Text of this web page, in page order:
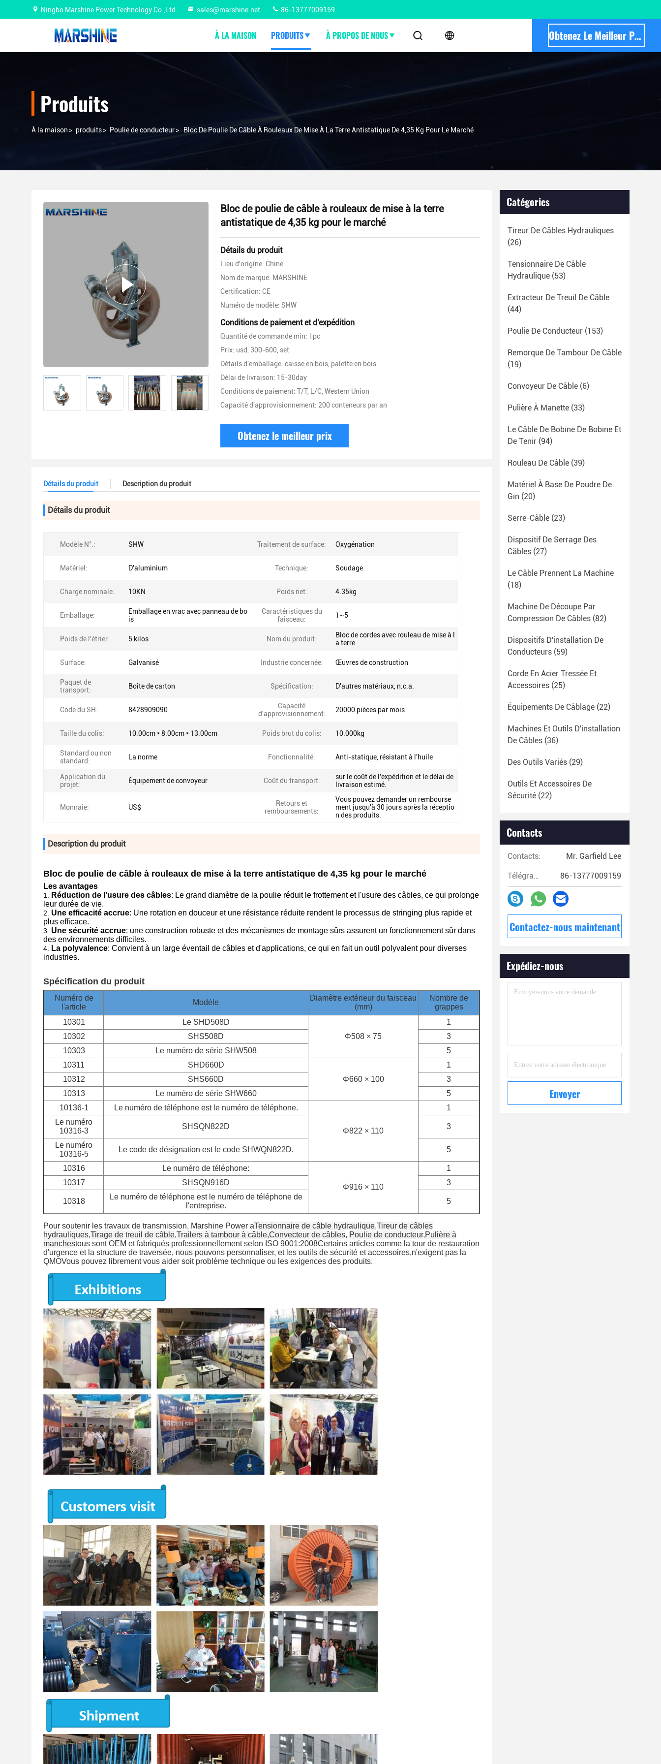
Ningbo Marshine Power Technology Co.,Ltd sales@marshine.net 86-13777009159
À LA MAISON PRODUITS À PROPOS DE NOUS Obtenez Le Meilleur Prix
Produits
À la maison > produits> Poulie de conducteur> Bloc De Poulie De Câble À Rouleaux De Mise À La Terre Antistatique De 4,35 Kg Pour Le Marché
Bloc de poulie de câble à rouleaux de mise à la terre
antistatique de 4,35 kg pour le marché
Détails du produit
Lieu d'origine: Chine
Nom de marque: MARSHINE
Certification: CE
Numéro de modèle: SHW
Conditions de paiement et d'expédition
Quantité de commande min: 1pc
Prix: usd, 300-600, set
Détails d'emballage: caisse en bois, palette en bois
Délai de livraison: 15-30day
Conditions de paiement: T/T, L/C, Western Union
Capacité d'approvisionnement: 200 conteneurs par an
Obtenez le meilleur prix
Détails du produit Description du produit
Détails du produit
Modèle N°.: SHW Traitement de surface: Oxygénation
Matériel: D'aluminium Technique: Soudage
Charge nominale: 10KN Poids net: 4.35kg
Emballage:
Emballage en vrac avec panneau de bo
is
Caractéristiques du
faisceau:
1~5
Poids de l'étrier: 5 kilos Nom du produit:
Bloc de cordes avec rouleau de mise à l
a terre
Surface: Galvanisé Industrie concernée: Œuvres de construction
Paquet de
transport:
Boîte de carton Spécification: D'autres matériaux, n.c.a.
Code du SH: 8428909090
Capacité
d'approvisionnement:
20000 pièces par mois
Taille du colis: 10.00cm * 8.00cm * 13.00cm Poids brut du colis: 10.000kg
Standard ou non
standard:
La norme Fonctionnalité: Anti-statique, résistant à l'huile
Application du
projet:
Équipement de convoyeur Coût du transport:
sur le coût de l'expédition et le délai de
livraison estimé.
Monnaie: US$
Retours et
remboursements:
Vous pouvez demander un rembourse
ment jusqu'à 30 jours après la réceptio
n des produits.
Description du produit
Bloc de poulie de câble à rouleaux de mise à la terre antistatique de 4,35 kg pour le marché
Les avantages
Réduction de l'usure des câbles: Le grand diamètre de la poulie réduit le frottement et l'usure des câbles, ce qui prolonge
leur durée de vie.
Une efficacité accrue: Une rotation en douceur et une résistance réduite rendent le processus de stringing plus rapide et
plus efficace.
Une sécurité accrue: une construction robuste et des mécanismes de montage sûrs assurent un fonctionnement sûr dans
des environnements difficiles.
La polyvalence: Convient à un large éventail de câbles et d'applications, ce qui en fait un outil polyvalent pour diverses
industries.
Spécification du produit
Numéro de
l'article
Modèle
Diamètre extérieur du faisceau
(mm)
Nombre de
grappes
10301
Le SHD508D
Φ508 × 75
1
10302
SHS508D
3
10303
Le numéro de série SHW508
5
10311
SHD660D
Φ660 × 100
1
10312
SHS660D
3
10313
Le numéro de série SHW660
5
10136-1
Le numéro de téléphone est le numéro de téléphone.
Φ822 × 110
1
Le numéro
10316-3
SHSQN822D 3
Le numéro
10316-5
Le code de désignation est le code SHWQN822D. 5
10316 Le numéro de téléphone:
Φ916 × 110
1
10317
SHSQN916D 3
10318
Le numéro de téléphone est le numéro de téléphone de
l'entreprise.
5
Pour soutenir les travaux de transmission, Marshine Power aTensionnaire de câble hydraulique,Tireur de câbles
hydrauliques,Tirage de treuil de câble,Trailers à tambour à câble,Convecteur de câbles, Poulie de conducteur,Pulière à
manchestous sont OEM et fabriqués professionnellement selon ISO 9001:2008Certains articles comme la tour de restauration
d'urgence et la structure de traversée, nous pouvons personnaliser, et les outils de sécurité et accessoires,n'exigent pas la
QMOVous pouvez librement vous aider soit problème technique ou les exigences des produits.
Catégories
Tireur De Câbles Hydrauliques
(26)
Tensionnaire De Câble
Hydraulique (53)
Extracteur De Treuil De Câble
(44)
Poulie De Conducteur (153)
Remorque De Tambour De Câble
(19)
Convoyeur De Câble (6)
Pulière À Manette (33)
Le Câble De Bobine De Bobine Et
De Tenir (94)
Rouleau De Câble (39)
Matériel À Base De Poudre De
Gin (20)
Serre-Câble (23)
Dispositif De Serrage Des
Câbles (27)
Le Câble Prennent La Machine
(18)
Machine De Découpe Par
Compression De Câbles (82)
Dispositifs D'installation De
Conducteurs (59)
Corde En Acier Tressée Et
Accessoires (25)
Équipements De Câblage (22)
Machines Et Outils D'installation
De Câbles (36)
Des Outils Variés (29)
Outils Et Accessoires De
Sécurité (22)
Contacts
Contacts: Mr. Garfield Lee
Télégramme: 86-13777009159
Contactez-nous maintenant
Expédiez-nous
Envoyer